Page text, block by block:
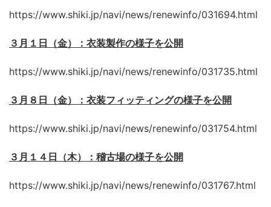
https://www.shiki.jp/navi/news/renewinfo/031694.html
３月１日（金）：衣装製作の様子を公開
https://www.shiki.jp/navi/news/renewinfo/031735.html
３月８日（金）：衣装フィッティングの様子を公開
https://www.shiki.jp/navi/news/renewinfo/031754.html
３月１４日（木）：稽古場の様子を公開
https://www.shiki.jp/navi/news/renewinfo/031767.html